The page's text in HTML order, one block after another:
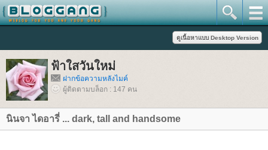
ฟ้าใสวันใหม่
ฝากข้อความหลังไมค์
ผู้ติดตามบล็อก : 147 คน
นินจา ไดอารี่ ... dark, tall and handsome